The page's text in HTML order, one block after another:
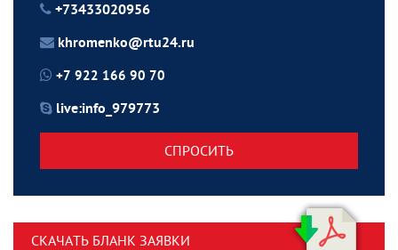
+73433020956
khromenko@rtu24.ru
+7 922 166 90 70
live:info_979773
СПРОСИТЬ
СКАЧАТЬ БЛАНК ЗАЯВКИ